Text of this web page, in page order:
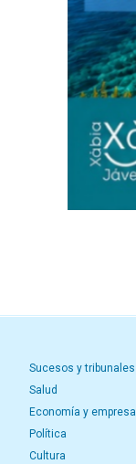
Sucesos y tribunales
Salud
Economía y empresa
Política
Cultura